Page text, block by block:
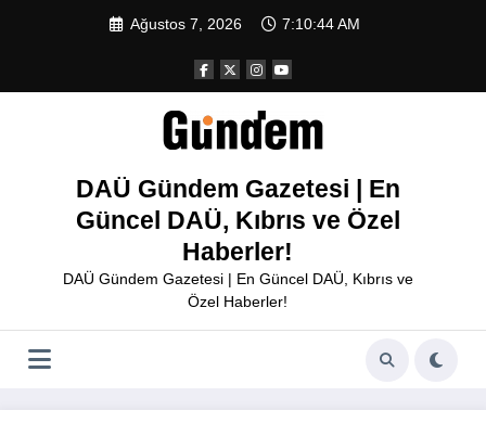
Ağustos 7, 2026 7:10:44 AM
DAÜ Gündem Gazetesi | En
Güncel DAÜ, Kıbrıs ve Özel
Haberler!
DAÜ Gündem Gazetesi | En Güncel DAÜ, Kıbrıs ve
Özel Haberler!